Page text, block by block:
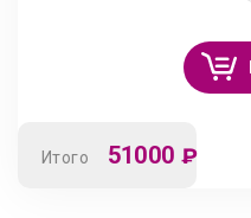
Итого 51000 ₽